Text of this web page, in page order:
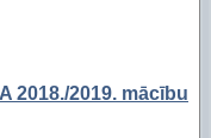
2018./2019. mācību